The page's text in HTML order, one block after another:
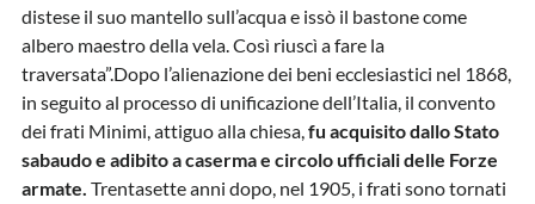
distese il suo mantello sull’acqua e issò il bastone come
albero maestro della vela. Così riuscì a fare la
traversata”.Dopo l’alienazione dei beni ecclesiastici nel 1868,
in seguito al processo di unificazione dell’Italia, il convento
dei frati Minimi, attiguo alla chiesa,fu acquisito dallo Stato
sabaudo e adibito a caserma e circolo ufficiali delle Forze
armate. Trentasette anni dopo, nel 1905, i frati sono tornati